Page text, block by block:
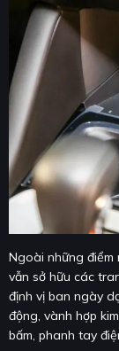
Ngoài những điểm
vẫn sở hữu các
định vị ban ngày
động, vành hợp
bấm, phanh tay